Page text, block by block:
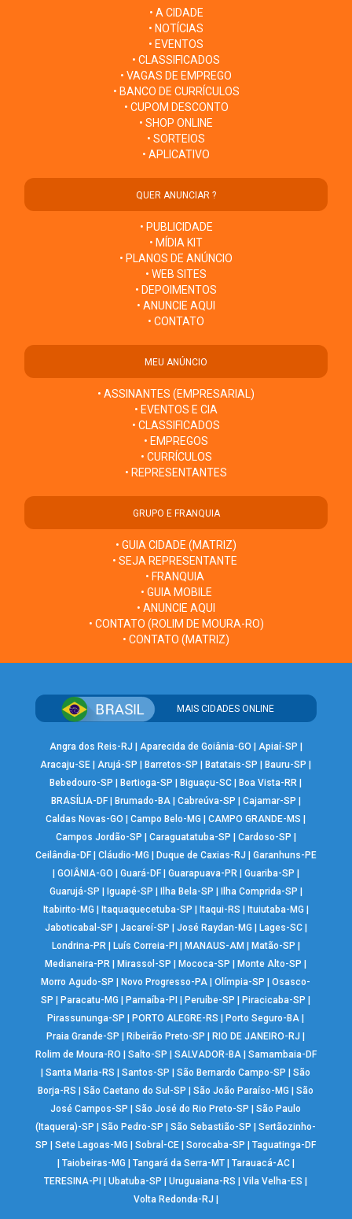
• A CIDADE
• NOTÍCIAS
• EVENTOS
• CLASSIFICADOS
• VAGAS DE EMPREGO
• BANCO DE CURRÍCULOS
• CUPOM DESCONTO
• SHOP ONLINE
• SORTEIOS
• APLICATIVO
QUER ANUNCIAR ?
• PUBLICIDADE
• MÍDIA KIT
• PLANOS DE ANÚNCIO
• WEB SITES
• DEPOIMENTOS
• ANUNCIE AQUI
• CONTATO
MEU ANÚNCIO
• ASSINANTES (EMPRESARIAL)
• EVENTOS E CIA
• CLASSIFICADOS
• EMPREGOS
• CURRÍCULOS
• REPRESENTANTES
GRUPO E FRANQUIA
• GUIA CIDADE (MATRIZ)
• SEJA REPRESENTANTE
• FRANQUIA
• GUIA MOBILE
• ANUNCIE AQUI
• CONTATO (ROLIM DE MOURA-RO)
• CONTATO (MATRIZ)
MAIS CIDADES ONLINE
Angra dos Reis-RJ Aparecida de Goiânia-GO Apiaí-SP
Aracaju-SE |Arujá-SP Barretos-SP Batatais-SP Bauru-SP
Bebedouro-SP
Bertioga-SP Biguaçu-SC Boa Vista-RR
BRASÍLIA-DF| Brumado-BA| Cabreúva-SP Cajamar-SP
Caldas Novas-GO
|Campo Belo-MG |CAMPO GRANDE-MS
Campos Jordão-SP
Caraguatatuba-SP Cardoso-SP
Ceilândia-DF| Cláudio-MG Duque de Caxias-RJ
Garanhuns-PE
GOIÂNIA-GO Guará-DF| Guarapuava-PR| Guariba-SP
Guarujá-SP
Iguapé-SP Ilha Bela-SP Ilha Comprida-SP
Itabirito-MG
Itaquaquecetuba-SP Itaqui-RS Ituiutaba-MG
Jaboticabal-SP
Jacareí-SP José Raydan-MG Lages-SC|
Londrina-PR| Luís Correia-PI MANAUS-AM Matão-SP
Medianeira-PR
Mirassol-SP Mococa-SP Monte Alto-SP
Morro Agudo-SP
Novo Progresso-PA |Olímpia-SP |Osasco-
SP
Paracatu-MG Parnaíba-PI Peruíbe-SP Piracicaba-SP
Pirassununga-SP
PORTO ALEGRE-RS Porto Seguro-BA
Praia Grande-SP
Ribeirão Preto-SP RIO DE JANEIRO-RJ
Rolim de Moura-RO
Salto-SP SALVADOR-BA| Samambaia-DF
|Santa Maria-RS |Santos-SP |São Bernardo Campo-SP |São
Borja-RS
|São Caetano do Sul-SP |São João Paraíso-MG |São
José Campos-SP
|São José do Rio Preto-SP |São Paulo
(Itaquera)-SP
|São Pedro-SP |São Sebastião-SP |Sertãozinho-
SP
|Sete Lagoas-MG |Sobral-CE |Sorocaba-SP |Taguatinga-DF
Taiobeiras-MG Tangará da Serra-MT| Tarauacá-AC|
TERESINA-PI
|Ubatuba-SP |Uruguaiana-RS |Vila Velha-ES
Volta Redonda-RJ